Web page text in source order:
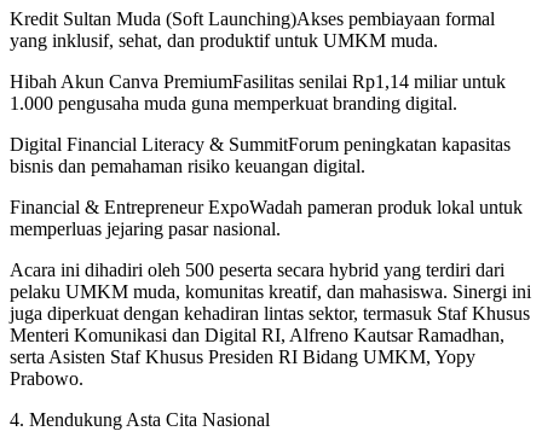
Kredit Sultan Muda (Soft Launching)Akses pembiayaan formal
yang inklusif, sehat, dan produktif untuk UMKM muda.
Hibah Akun Canva PremiumFasilitas senilai Rp1,14 miliar untuk
1.000 pengusaha muda guna memperkuat branding digital.
Digital Financial Literacy & SummitForum peningkatan kapasitas
bisnis dan pemahaman risiko keuangan digital.
Financial & Entrepreneur ExpoWadah pameran produk lokal untuk
memperluas jejaring pasar nasional.
Acara ini dihadiri oleh 500 peserta secara hybrid yang terdiri dari
pelaku UMKM muda, komunitas kreatif, dan mahasiswa. Sinergi ini
juga diperkuat dengan kehadiran lintas sektor, termasuk Staf Khusus
Menteri Komunikasi dan Digital RI, Alfreno Kautsar Ramadhan,
serta Asisten Staf Khusus Presiden RI Bidang UMKM, Yopy
Prabowo.
​4. Mendukung Asta Cita Nasional